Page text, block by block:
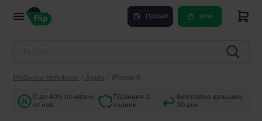
Продай Купи
Мобилни телефони Apple iPhone 6
С до 40% по-евтин
от нов
Гаранция 2
години
Безплатно връщане
30 дни